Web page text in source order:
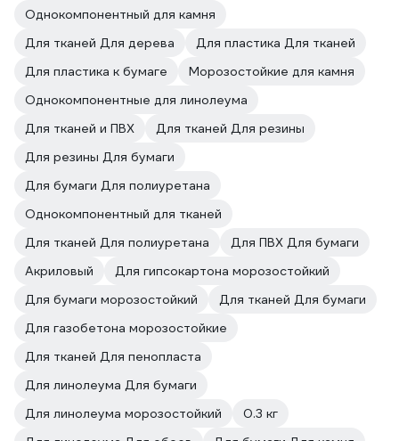
Однокомпонентный для камня
Для тканей Для дерева
Для пластика Для тканей
Для пластика к бумаге
Морозостойкие для камня
Однокомпонентные для линолеума
Для тканей и ПВХ
Для тканей Для резины
Для резины Для бумаги
Для бумаги Для полиуретана
Однокомпонентный для тканей
Для тканей Для полиуретана
Для ПВХ Для бумаги
Акриловый
Для гипсокартона морозостойкий
Для бумаги морозостойкий
Для тканей Для бумаги
Для газобетона морозостойкие
Для тканей Для пенопласта
Для линолеума Для бумаги
Для линолеума морозостойкий
0.3 кг